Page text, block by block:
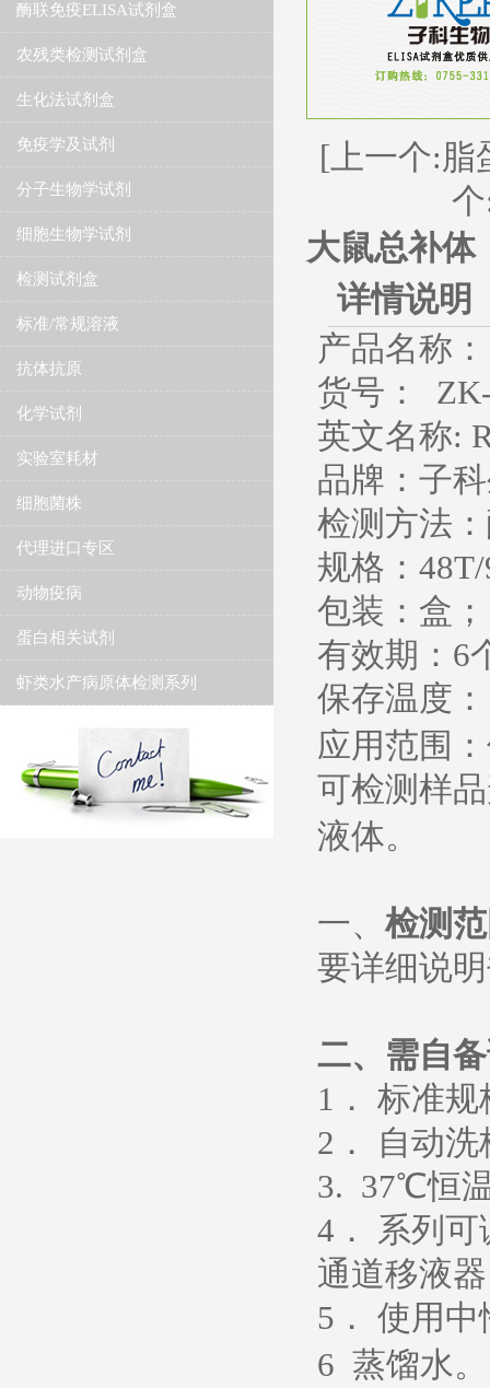
酶联免疫ELISA试剂盒
农残类检测试剂盒
生化法试剂盒
免疫学及试剂
分子生物学试剂
细胞生物学试剂
检测试剂盒
标准/常规溶液
抗体抗原
化学试剂
实验室耗材
细胞菌株
代理进口专区
动物疫病
蛋白相关试剂
虾类水产病原体检测系列
[上一个:脂
大鼠总补体
详情说明
产品名称：
货号：
英文名称:
品牌：子
检测方法
规格：
包装：盒；
有效期： 6
保存温度 ：
应用范围
可检测样
液体。
一、 检测
要详细说
二、需自
1 ． 标准
2 ． 自动
3. 37℃恒
4 ． 系列
通道移液
5 ． 使用中
6 蒸馏水。